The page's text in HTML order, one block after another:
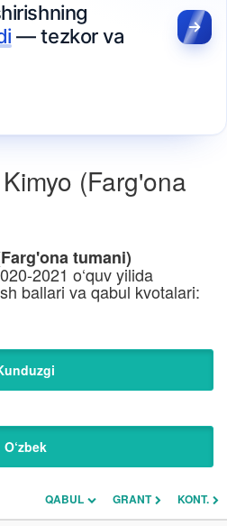
— tezkor va
(Farg'ona
tumani)
2021 o‘quv yilida
ballari va qabul kvotalari:
O‘zbek
QABUL GRANT KONT.